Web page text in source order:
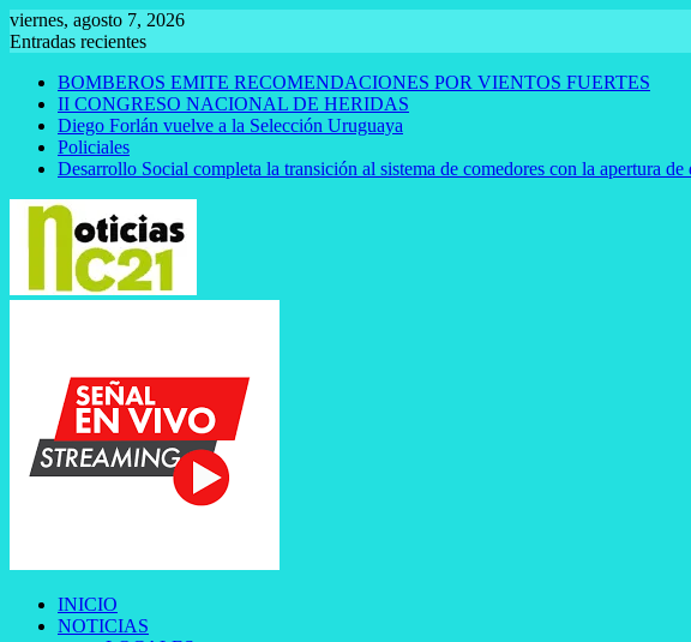
Saltar
al
viernes, agosto 7, 2026
Entradas recientes
BOMBEROS EMITE RECOMENDACIONES POR VIENTOS FUERTES
II CONGRESO NACIONAL DE HERIDAS
Diego Forlán vuelve a la Selección Uruguaya
Policiales
Desarrollo Social completa la transición al sistema de comedores con la apertura de
INICIO
NOTICIAS